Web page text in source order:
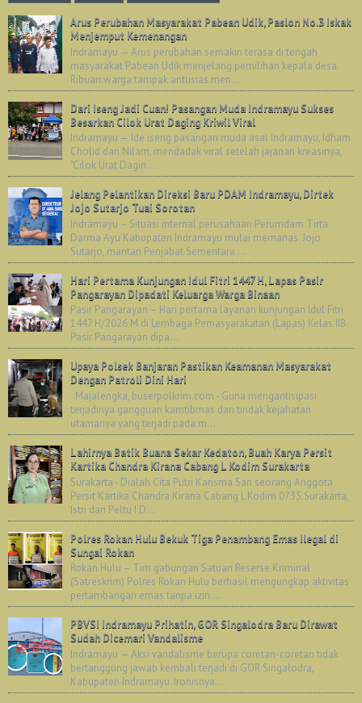
Arus Perubahan Masyarakat Pabean Udik, Paslon No.3 Iskak
Menjemput Kemenangan
Indramayu — Arus perubahan semakin terasa di tengah
masyarakat Pabean Udik menjelang pemilihan kepala desa.
Ribuan warga tampak antusias men...
Dari Iseng Jadi Cuan! Pasangan Muda Indramayu Sukses
Besarkan Cilok Urat Daging Kriwil Viral
Indramayu — Ide iseng pasangan muda asal Indramayu, Idham
Cholid dan Nilam, mendadak viral setelah jajanan kreasinya,
"Cilok Urat Dagin...
Jelang Pelantikan Direksi Baru PDAM Indramayu, Dirtek
Jojo Sutarjo Tuai Sorotan
Indramayu – Situasi internal perusahaan Perumdam Tirta
Darma Ayu Kabupaten Indramayu mulai memanas. Jojo
Sutarjo, mantan Penjabat Sementara ...
Hari Pertama Kunjungan Idul Fitri 1447 H, Lapas Pasir
Pangarayan Dipadati Keluarga Warga Binaan
Pasir Pangarayan – Hari pertama layanan kunjungan Idul Fitri
1447 H/2026 M di Lembaga Pemasyarakatan (Lapas) Kelas IIB
Pasir Pangarayan dipa...
Upaya Polsek Banjaran Pastikan Keamanan Masyarakat
Dengan Patroli Dini Hari
Majalengka, buserpolkrim.com - Guna mengantisipasi
terjadinya gangguan kamtibmas dan tindak kejahatan
utamanya yang terjadi pada m...
Lahirnya Batik Buana Sekar Kedaton, Buah Karya Persit
Kartika Chandra Kirana Cabang L Kodim Surakarta
Surakarta - Dialah Cita Putri Karisma Sari seorang Anggota
Persit Kartika Chandra Kirana Cabang L Kodim 0735.Surakarta,
Istri dari Peltu I D...
Polres Rokan Hulu Bekuk Tiga Penambang Emas Ilegal di
Sungai Rokan
Rokan Hulu – Tim gabungan Satuan Reserse Kriminal
(Satreskrim) Polres Rokan Hulu berhasil mengungkap aktivitas
pertambangan emas tanpa izin ...
PBVSI Indramayu Prihatin, GOR Singalodra Baru Dirawat
Sudah Dicemari Vandalisme
Indramayu — Aksi vandalisme berupa coretan-coretan tidak
bertanggung jawab kembali terjadi di GOR Singalodra,
Kabupaten Indramayu. Ironisnya...